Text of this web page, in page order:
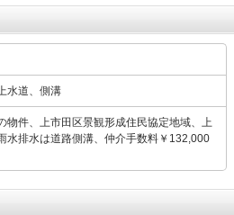
水道、側溝
物件、上市田区景観形成住民協定地域、上
水排水は道路側溝、仲介手数料￥132,000